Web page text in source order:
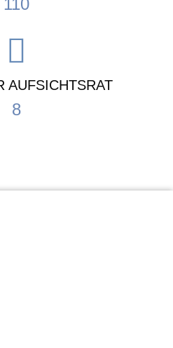
110
AUFSICHTSRAT
8